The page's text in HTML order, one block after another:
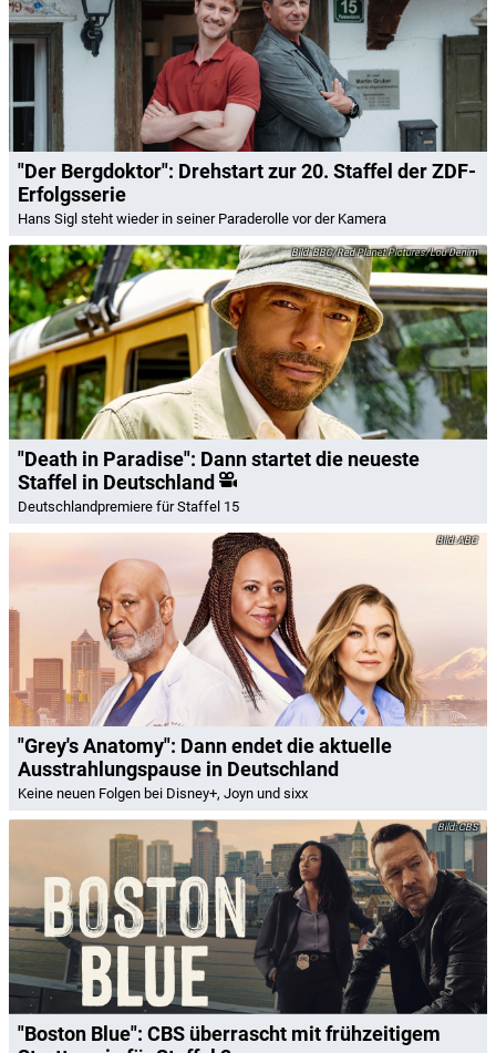
"Der Bergdoktor": Drehstart zur 20. Staffel der ZDF-
Erfolgsserie
Hans Sigl steht wieder in seiner Paraderolle vor der Kamera
BBC/Red Planet Pictures/Lou Denim
"Death in Paradise": Dann startet die neueste
Staffel in Deutschland
Deutschlandpremiere für Staffel 15
ABC
"Grey's Anatomy": Dann endet die aktuelle
Ausstrahlungspause in Deutschland
Keine neuen Folgen bei Disney+, Joyn und sixx
CBS
"Boston Blue": CBS überrascht mit frühzeitigem